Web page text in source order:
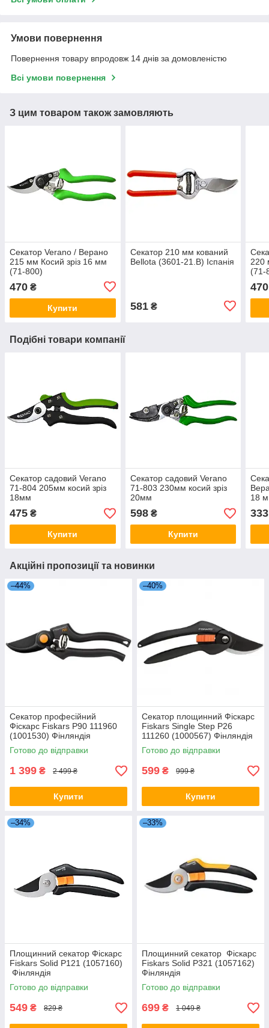
Умови повернення
Повернення товару впродовж 14 днів за домовленістю
Всі умови повернення
З цим товаром також замовляють
Секатор Verano / Верано
215 мм Косий зріз 16 мм
(71-800)
470 ₴
Купити
Секатор 210 мм кований
Bellota (3601-21.B) Іспанія
581₴
220
(71-
470
Подібні товари компанії
Секатор садовий Verano
71-804 205мм косий зріз
18мм
475 ₴
Купити
Секатор садовий Verano
71-803 230мм косий зріз
20мм
598₴
Купити
18
333
Акційні пропозиції та новинки
–44%
Секатор професійний
Фіскарс Fiskars P90 111960
(1001530) Фінляндія
Готово до відправки
1 399 ₴ 2 499 ₴
Купити
–40%
Секатор площинний Фіскарс
Fiskars Single Step P26
111260 (1000567) Фінляндія
Готово до відправки
599 ₴ 999 ₴
Купити
–34%
Площинний секатор Фіскарс
Fiskars Solid P121 (1057160)
Фінляндія
Готово до відправки
549 ₴ 829 ₴
–33%
Площинний секатор Фіскарс
Fiskars Solid P321 (1057162)
Фінляндія
Готово до відправки
699 ₴ 1 049 ₴